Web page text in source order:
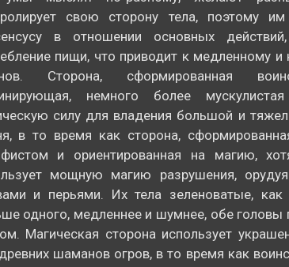
свою сторону тела, поэтому
в отношении основных
пищи, что приводит к медленному
Сторона, сформированная
немного более
силу для владения большой и
в то время как сторона,
и ориентированная на магию,
мощную магию разрушения,
и перьями. Их тела зеленоватые,
одного, медленнее и шумнее, обе головы
Магическая сторона использует
шаманов огров, в то время как